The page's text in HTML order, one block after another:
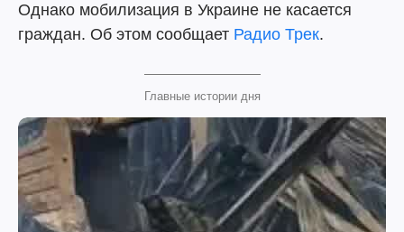
Однако мобилизация в Украине не касается
граждан. Об этом сообщает Радио Трек.
Главные истории дня